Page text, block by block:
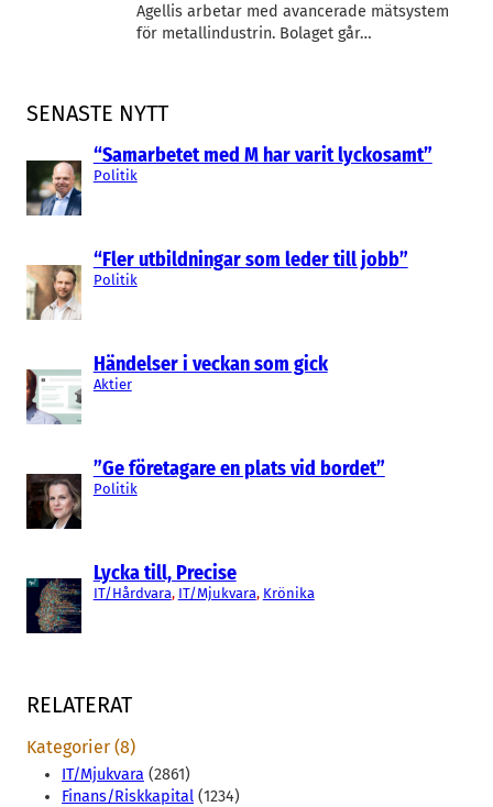
SENASTE NYTT
“Samarbetet med M har varit lyckosamt”
Politik
“Fler utbildningar som leder till jobb”
Politik
Händelser i veckan som gick
Aktier
”Ge företagare en plats vid bordet”
Politik
Lycka till, Precise
IT/Hårdvara, IT/Mjukvara, Krönika
Agellis arbetar med avancerade mätsystem
för metallindustrin. Bolaget går…
RELATERAT
Kategorier (8)
IT/Mjukvara (2861)
Finans/Riskkapital (1234)